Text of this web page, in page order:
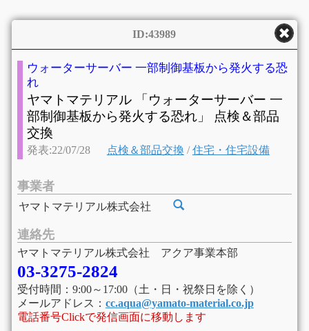
ID:43989
ウォーターサーバー 一部制御基板から発火する恐
れ
ヤマトマテリアル 「ウォーターサーバー 一
部制御基板から発火する恐れ」 点検＆部品
交換
発表:22/07/28 点検＆部品交換 /住宅・住宅設備
事業者
ヤマトマテリアル株式会社
連絡先
ヤマトマテリアル株式会社 アクア事業本部
03-3275-2824
受付時間：9:00～17:00（土・日・祝祭日を除く）
メールアドレス： cc.aqua@yamato-material.co.jp
電話番号Clickで発信画面に移動します